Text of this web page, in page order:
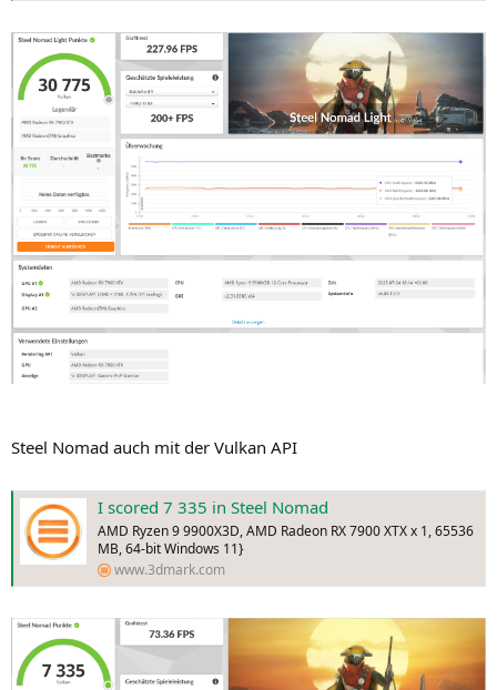
Steel Nomad auch mit der Vulkan API
I scored 7 335 in Steel Nomad
AMD Ryzen 9 9900X3D, AMD Radeon RX 7900 XTX x 1, 65536
MB, 64-bit Windows 11}
www.3dmark.com